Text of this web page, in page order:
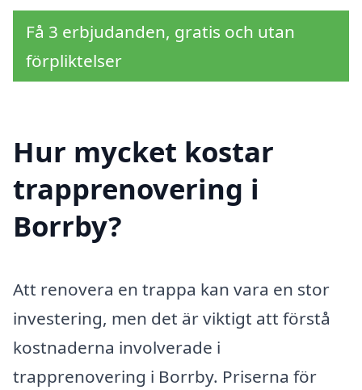
Få 3 erbjudanden, gratis och utan
förpliktelser
Hur mycket kostar
trapprenovering i
Borrby?
Att renovera en trappa kan vara en stor
investering, men det är viktigt att förstå
kostnaderna involverade i
trapprenovering i Borrby. Priserna för